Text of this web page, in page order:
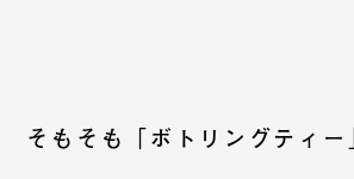
そもそも「ボトリングティー